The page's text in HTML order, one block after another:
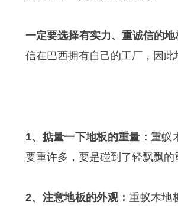
一定要选择有实力、重诚信的地
信在巴西拥有自己的工厂，因此
1、掂量一下地板的重量： 重蚁
要重许多，要是碰到了轻飘飘的
2、注意地板的外观：重蚁木地